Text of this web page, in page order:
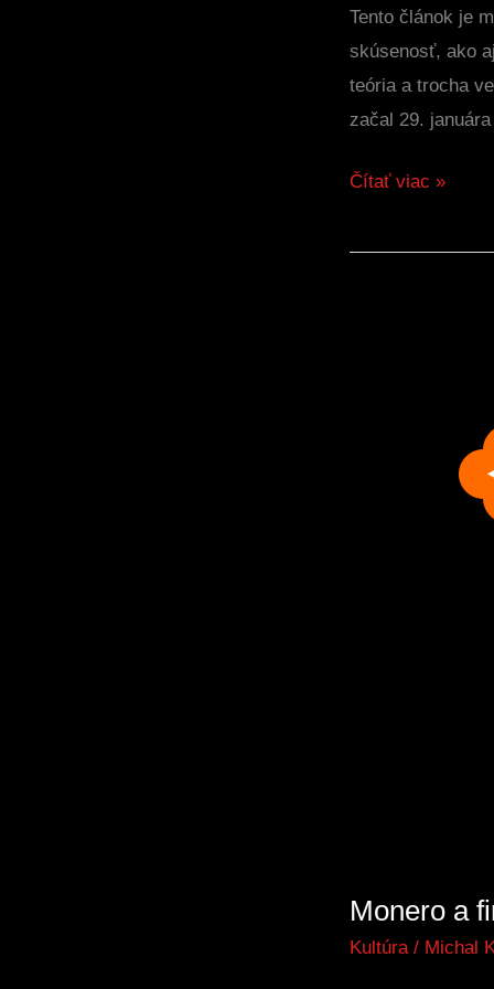
Tento článok je
skúsenosť, ako
teória a trocha
začal 29.
Čítať viac »
Monero a
Kultúra/ Michal
začiatočníkov